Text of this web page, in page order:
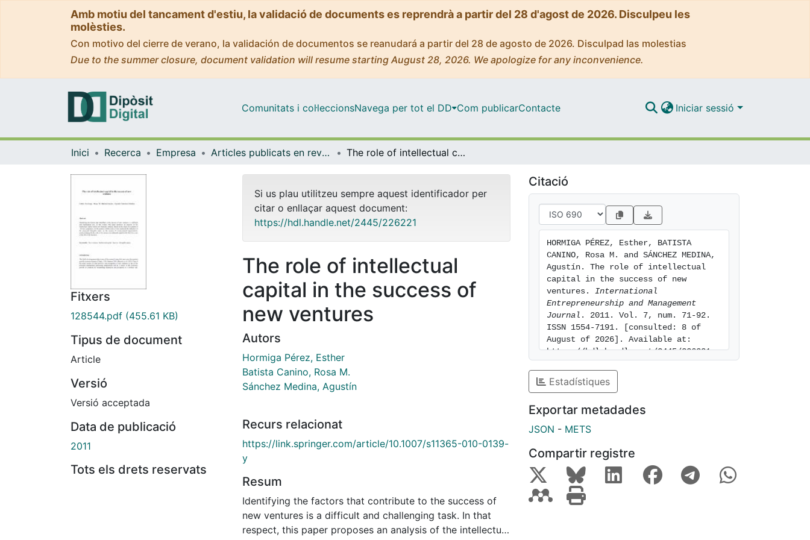
Amb motiu del tancament d'estiu, la validació de documents es reprendrà a partir del 28 d'agost de 2026. Disculpeu les
molèsties.
Con motivo del cierre de verano, la validación de documentos se reanudará a partir del 28 de agosto de 2026. Disculpad las molestias
Due to the summer closure, document validation will resume starting August 28, 2026. We apologize for any inconvenience.
Comunitats i col·leccionsNavega per tot el DD Com publicarContacte Iniciar sessió
Inici Recerca Empresa Articles publicats en revistes (Empresa) The role of intellectual capital in the success of new ventures
Fitxers
128544.pdf (455.61 KB)
Tipus de document
Article
Versió
Versió acceptada
Data de publicació
2011
Tots els drets reservats
Si us plau utilitzeu sempre aquest identificador per
citar o enllaçar aquest document:
https://hdl.handle.net/2445/226221
The role of intellectual
capital in the success of
new ventures
Autors
Hormiga Pérez, Esther
Batista Canino, Rosa M.
Sánchez Medina, Agustín
Recurs relacionat
https://link.springer.com/article/10.1007/s11365-010-0139-
y
Resum
Identifying the factors that contribute to the success of
new ventures is a difficult and challenging task. In that
respect, this paper proposes an analysis of the intellectual
Citació
HORMIGA PÉREZ, Esther, BATISTA
CANINO, Rosa M. and SÁNCHEZ MEDINA,
Agustín. The role of intellectual
capital in the success of new
ventures. International
Entrepreneurship and Management
Journal . 2011. Vol. 7, num. 71-92.
ISSN 1554-7191. [consulted: 8 of
August of 2026]. Available at:
https://hdl.handle.net/2445/226221
Estadístiques
Exportar metadades
JSON - METS
Compartir registre